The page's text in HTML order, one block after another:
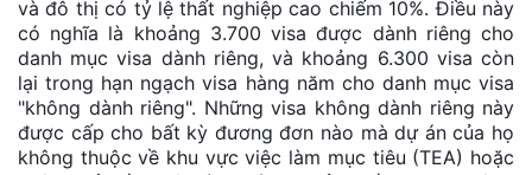
và đô thị có tỷ lệ thất nghiệp cao chiếm 10%. Điều này
có nghĩa là khoảng 3.700 visa được dành riêng cho
danh mục visa dành riêng, và khoảng 6.300 visa còn
lại trong hạn ngạch visa hàng năm cho danh mục visa
"không dành riêng". Những visa không dành riêng này
được cấp cho bất kỳ đương đơn nào mà dự án của họ
không thuộc về khu vực việc làm mục tiêu (TEA) hoặc